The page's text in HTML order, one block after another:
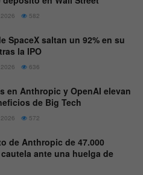
582
SpaceX saltan un 92% en su
la IPO
636
en Anthropic y OpenAI elevan
de Big Tech
572
de Anthropic de 47.000
ante una huelga de